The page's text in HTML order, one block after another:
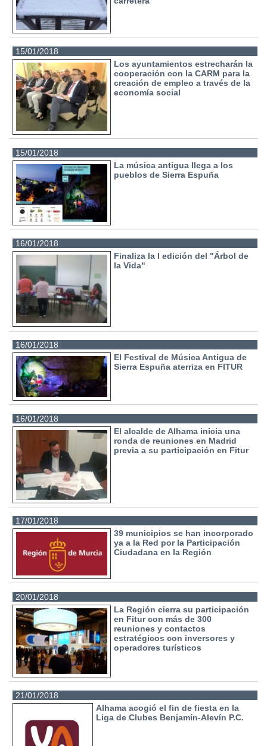
15/01/2018
Los ayuntamientos estrecharán la
cooperación con la CARM para la
creación de empleo a través de la
economía social
15/01/2018
La música antigua llega a los
pueblos de Sierra Espuña
16/01/2018
Finaliza la I edición del "Árbol de
la Vida"
16/01/2018
El Festival de Música Antigua de
Sierra Espuña aterriza en FITUR
16/01/2018
El alcalde de Alhama inicia una
ronda de reuniones en Madrid
previa a su participación en Fitur
17/01/2018
39 municipios se han incorporado
ya a la Red por la Participación
Ciudadana en la Región
20/01/2018
La Región cierra su participación
en Fitur con más de 300
reuniones y contactos
estratégicos con inversores y
operadores turísticos
21/01/2018
Alhama acogió el fin de fiesta en la
Liga de Clubes Benjamín-Alevín P.C.